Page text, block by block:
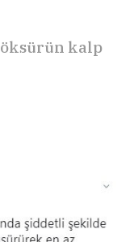
öksürün kalp